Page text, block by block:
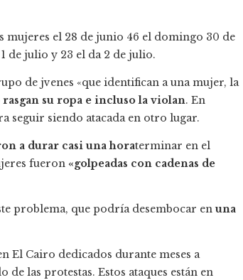
mujeres el 28 de junio 46 el domingo 30 de
de julio y 23 el da 2 de julio.
de jvenes «que identifican a una mujer, la
rasgan su ropa e incluso la violan. En
seguir siendo atacada en otro lugar.
a durar casi una horaterminar en el
fueron «golpeadas con cadenas de
problema, que podría desembocar enuna
El Cairo dedicados durante meses a
las protestas. Estos ataques están en